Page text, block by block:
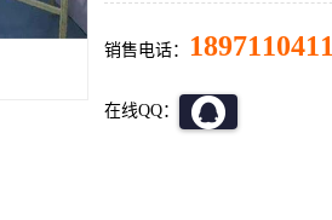
销售电话：
在线QQ：